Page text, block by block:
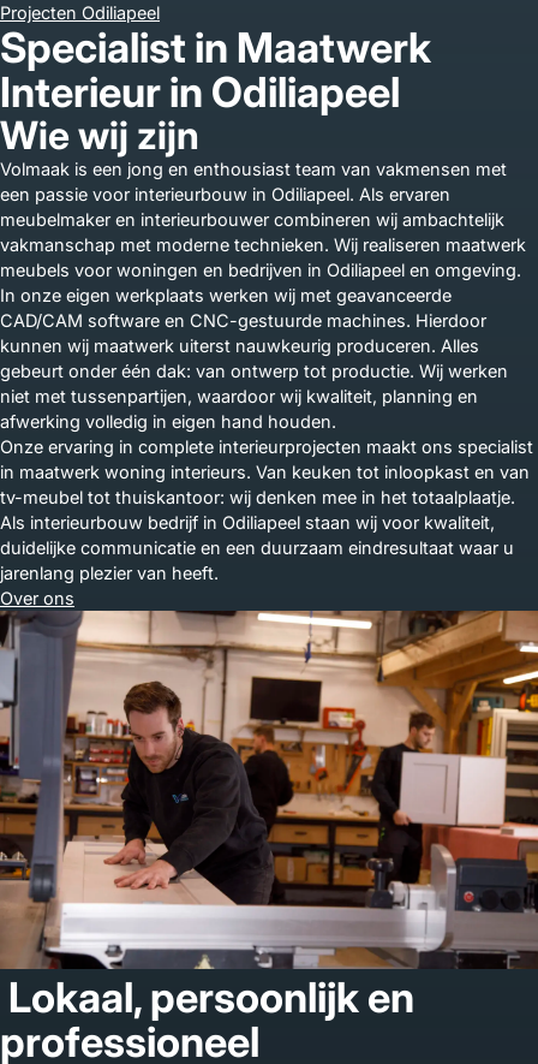
Projecten Odiliapeel
Specialist in Maatwerk
Interieur in Odiliapeel
Wie wij zijn
Volmaak is een jong en enthousiast team van vakmensen met
een passie voor interieurbouw in Odiliapeel. Als ervaren
meubelmaker en interieurbouwer combineren wij ambachtelijk
vakmanschap met moderne technieken. Wij realiseren maatwerk
meubels voor woningen en bedrijven in Odiliapeel en omgeving.
In onze eigen werkplaats werken wij met geavanceerde
CAD/CAM software en CNC-gestuurde machines. Hierdoor
kunnen wij maatwerk uiterst nauwkeurig produceren. Alles
gebeurt onder één dak: van ontwerp tot productie. Wij werken
niet met tussenpartijen, waardoor wij kwaliteit, planning en
afwerking volledig in eigen hand houden.
Onze ervaring in complete interieurprojecten maakt ons specialist
in maatwerk woning interieurs. Van keuken tot inloopkast en van
tv-meubel tot thuiskantoor: wij denken mee in het totaalplaatje.
Als interieurbouw bedrijf in Odiliapeel staan wij voor kwaliteit,
duidelijke communicatie en een duurzaam eindresultaat waar u
jarenlang plezier van heeft.
Over ons
Lokaal, persoonlijk en
professioneel